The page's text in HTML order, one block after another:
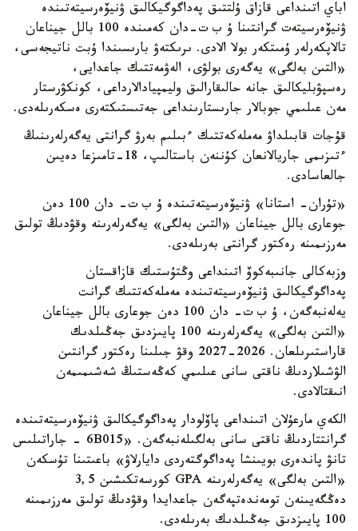
اباي اتىنداعى قازاق ۇلتتىق پەداگوگيكالىق ۋنيۆەرسيتەتىندە
ۋنيۆەرسيتەت گرانتىنا ۇ ب ت-دان كەمىندە 100 بالل جيناعان
تالاپكەرلەر ۇمىتكەر بولا الادى. ىرىكتەۋ بارىسىندا ۇبت ناتيجەسى،
«التىن بەلگى» يەگەرى بولۋى، الەۋمەتتىك جاعدايى،
رەسپۋبليكالىق جانە حالىقارالىق وليمپيادالارداعى، كونكۋرستار
مەن عىلىمي جوبالار جارىستارىنداعى جەتىستىكتەرى ەسكەرىلەدى.
قۇجات قابىلداۋ مەملەكەتتىك ءبىلىم بەرۋ گرانتى يەگەرلەرىنىڭ
ءتىزىمى جاريالانعان كۇننەن باستالىپ، 18-تامىزعا دەيىن
جالعاسادى.
«تۇران- استانا» ۋنيۆەرسيتەتىندە ۇ ب ت- دان 100 دەن
جوعارى بالل جيناعان «التىن بەلگى» يەگەرلەرىنە وقۋدىڭ تولىق
مەرزىمىنە رەكتور گرانتى بەرىلەدى.
وزبەكالى جانىبەكوۆ اتىنداعى وڭتۇستىك قازاقستان
پەداگوگيكالىق ۋنيۆەرسيتەتىندە مەملەكەتتىك گرانت
يەلەنبەگەن، ۇ ب ت- دان 100 دەن جوعارى بالل جيناعان
«التىن بەلگى» يەگەرلەرىنە 100 پايىزدىق جەڭىلدىك
قاراستىرىلعان. 2026-2027 وقۋ جىلىنا رەكتور گرانتىن
الۋشىلاردىڭ ناقتى سانى عىلىمي كەڭەستىڭ شەشىمىمەن
انىقتالادى.
الكەي مارعۇلان اتىنداعى پاۆلودار پەداگوگيكالىق ۋنيۆەرسيتەتىندە
گرانتتاردىڭ ناقتى سانى بەلگىلەنبەگەن. «6B015 - جاراتىلىس
تانۋ پاندەرى بويىنشا پەداگوگتەردى دايارلاۋ» باعىتىنا تۇسكەن
«التىن بەلگى» يەگەرلەرىنە GPA كورسەتكىشىن 3,5
دەڭگەيىنەن تومەندەتپەگەن جاعدايدا وقۋدىڭ تولىق مەرزىمىنە
100 پايىزدىق جەڭىلدىك بەرىلەدى.